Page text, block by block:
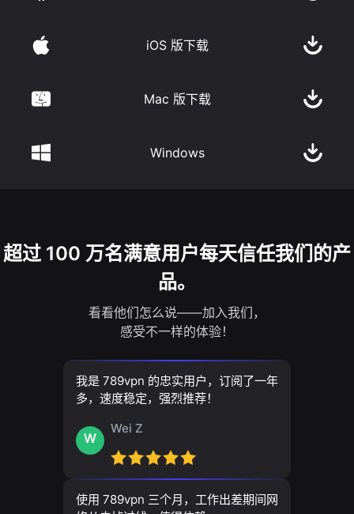
iOS 版下载
Mac 版下载
Windows
超过 100 万名满意用户每天信任我们的产
品。
看看他们怎么说——加入我们，
感受不一样的体验！
我是 789vpn 的忠实用户，订阅了一年
多，速度稳定，强烈推荐！
W
Wei Z
使用 789vpn 三个月，工作出差期间网